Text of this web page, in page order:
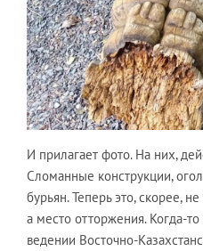
И прилагает фото. На них,
Сломанные конструкции,
бурьян. Теперь это, скорее,
а место отторжения. Когда-
ведении Восточно-